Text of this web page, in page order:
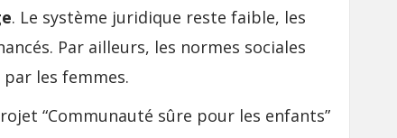
. Le système juridique reste faible, les
Par ailleurs, les normes sociales
les femmes.
“Communauté sûre pour les enfants”